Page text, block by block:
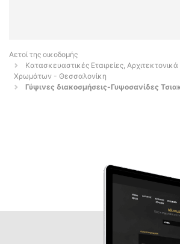
Αετοί της οικοδομής
Κατασκευαστικές Εταιρείες,
Χρωμάτων - Θεσσαλονίκη
Γύψινες διακοσμήσεις-Γυψοσανίδες